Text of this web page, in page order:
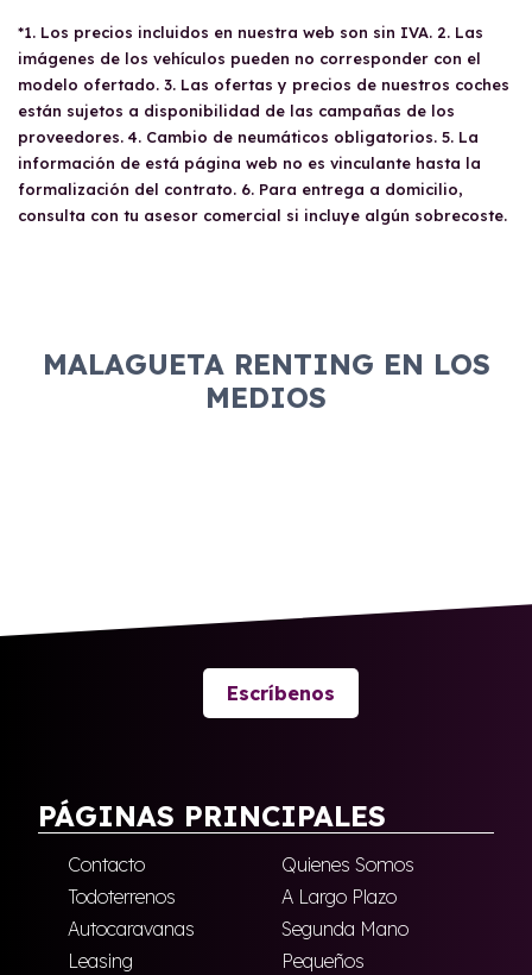
*1. Los precios incluidos en nuestra web son sin IVA. 2. Las
imágenes de los vehículos pueden no corresponder con el
modelo ofertado. 3. Las ofertas y precios de nuestros coches
están sujetos a disponibilidad de las campañas de los
proveedores. 4. Cambio de neumáticos obligatorios. 5. La
información de está página web no es vinculante hasta la
formalización del contrato. 6. Para entrega a domicilio,
consulta con tu asesor comercial si incluye algún sobrecoste.
MALAGUETA RENTING EN LOS
MEDIOS
Escríbenos
PÁGINAS PRINCIPALES
Contacto
Quienes Somos
Todoterrenos
A Largo Plazo
Autocaravanas
Segunda Mano
Leasing
Pequeños